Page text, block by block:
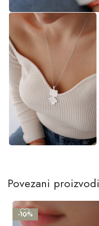
Povezani proizvodi
-10%